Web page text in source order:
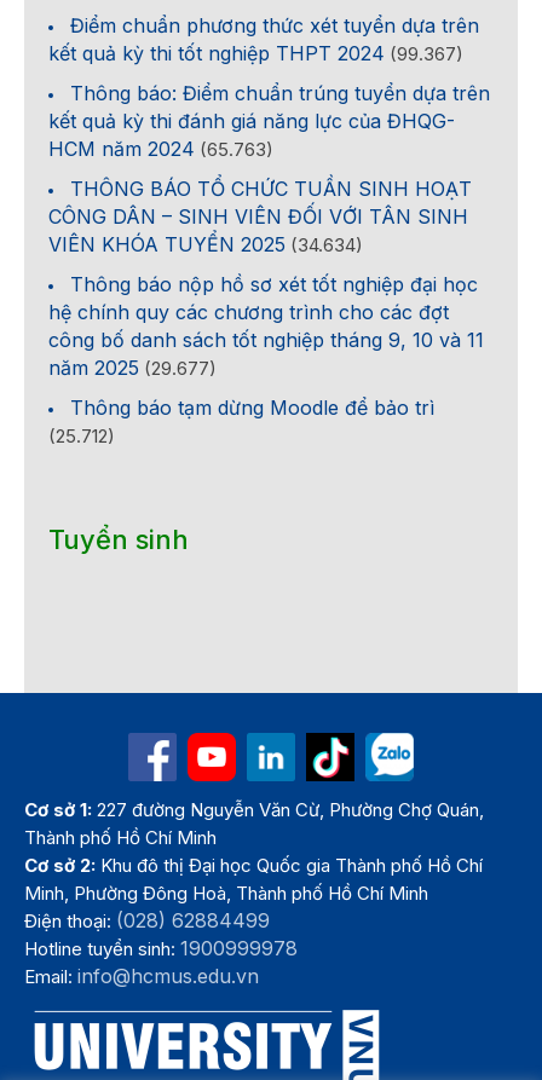
Điểm chuẩn phương thức xét tuyển dựa trên
kết quả kỳ thi tốt nghiệp THPT 2024 (99.367)
Thông báo: Điểm chuẩn trúng tuyển dựa trên
kết quả kỳ thi đánh giá năng lực của ĐHQG-
HCM năm 2024 (65.763)
THÔNG BÁO TỔ CHỨC TUẦN SINH HOẠT
CÔNG DÂN – SINH VIÊN ĐỐI VỚI TÂN SINH
VIÊN KHÓA TUYỂN 2025 (34.634)
Thông báo nộp hồ sơ xét tốt nghiệp đại học
hệ chính quy các chương trình cho các đợt
công bố danh sách tốt nghiệp tháng 9, 10 và 11
năm 2025 (29.677)
Thông báo tạm dừng Moodle để bảo trì
(25.712)
Tuyển sinh
Cơ sở 1: 227 đường Nguyễn Văn Cừ, Phường Chợ Quán,
Thành phố Hồ Chí Minh
Cơ sở 2: Khu đô thị Đại học Quốc gia Thành phố Hồ Chí
Minh, Phường Đông Hoà, Thành phố Hồ Chí Minh
Điện thoại: (028) 62884499
Hotline tuyển sinh:1900999978
Email:info@hcmus.edu.vn